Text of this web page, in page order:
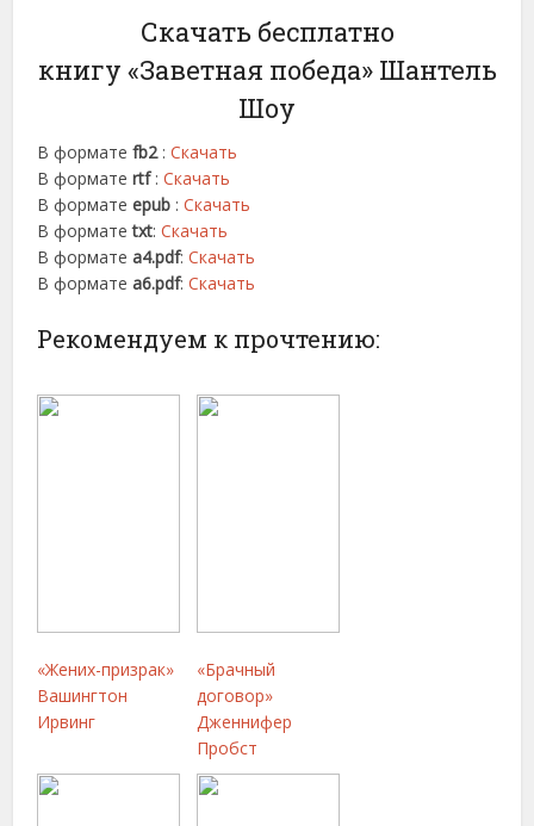
Скачать бесплатно
книгу «Заветная победа» Шантель
Шоу
В форматеfb2:Скачать
В форматеrtf :Скачать
В форматеepub :Скачать
В форматеtxt:Скачать
В форматеa4.pdf:Скачать
В форматеa6.pdf:Скачать
Рекомендуем к прочтению:
«Жених-призрак»
Вашингтон
Ирвинг
«Брачный
договор»
Дженнифер
Пробст